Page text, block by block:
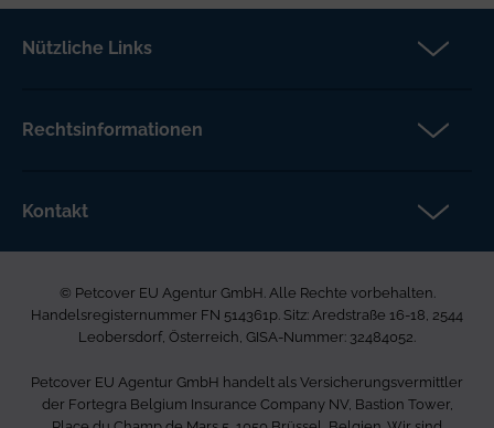
Nützliche Links
FAQs DE
Rechtsinformationen
Seitenverzeichnis
Kontakt
2544 Leobersdorf
Österreich
info.at@petcovergroup.com
© Petcover EU Agentur GmbH. Alle Rechte vorbehalten.
Handelsregisternummer FN 514361p. Sitz: Aredstraße 16-18, 2544
Leobersdorf, Österreich, GISA-Nummer: 32484052.
Petcover EU Agentur GmbH handelt als Versicherungsvermittler
der Fortegra Belgium Insurance Company NV, Bastion Tower,